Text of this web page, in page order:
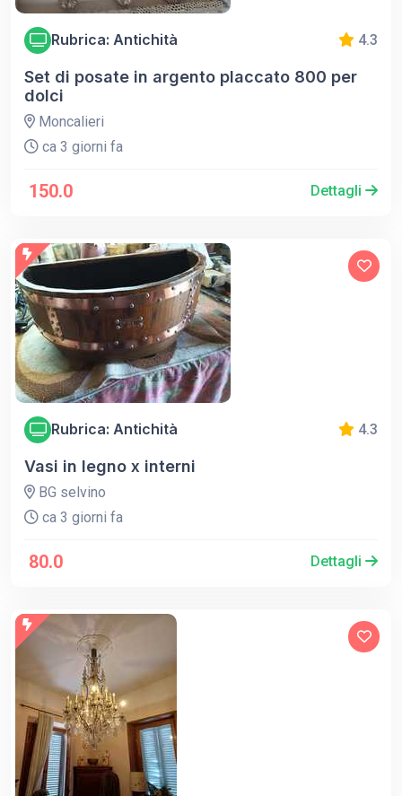
Rubrica: Antichità 4.3
Set di posate in argento placcato 800 per
dolci
Moncalieri
ca 3 giorni fa
150.0 Dettagli
Rubrica: Antichità 4.3
Vasi in legno x interni
BG selvino
ca 3 giorni fa
80.0 Dettagli